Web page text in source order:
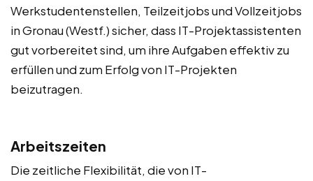
Werkstudentenstellen, Teilzeitjobs und Vollzeitjobs
in Gronau (Westf.) sicher, dass IT-Projektassistenten
gut vorbereitet sind, um ihre Aufgaben effektiv zu
erfüllen und zum Erfolg von IT-Projekten
beizutragen.
Arbeitszeiten
Die zeitliche Flexibilität, die von IT-